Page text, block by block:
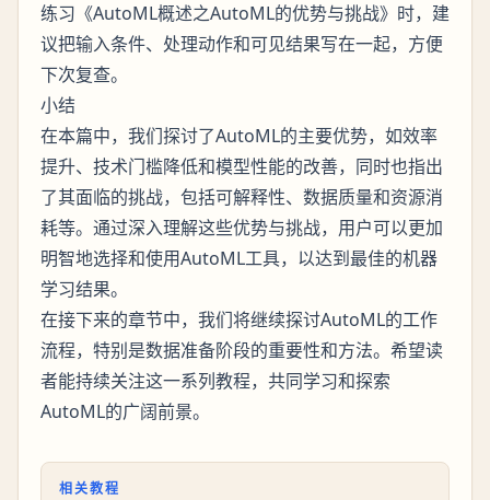
练习《AutoML概述之AutoML的优势与挑战》时，建
议把输入条件、处理动作和可见结果写在一起，方便
下次复查。
小结
在本篇中，我们探讨了AutoML的主要优势，如效率
提升、技术门槛降低和模型性能的改善，同时也指出
了其面临的挑战，包括可解释性、数据质量和资源消
耗等。通过深入理解这些优势与挑战，用户可以更加
明智地选择和使用AutoML工具，以达到最佳的机器
学习结果。
在接下来的章节中，我们将继续探讨AutoML的工作
流程，特别是数据准备阶段的重要性和方法。希望读
者能持续关注这一系列教程，共同学习和探索
AutoML的广阔前景。
相关教程